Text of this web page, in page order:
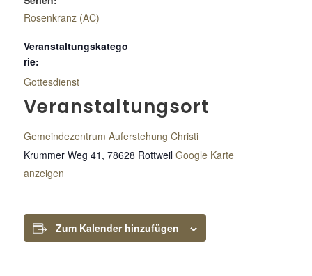
Rosenkranz (AC)
Veranstaltungskatego
rie:
Gottesdienst
Veranstaltungsort
Gemeindezentrum Auferstehung Christi
Krummer Weg 41, 78628 Rottweil Google Karte
anzeigen
Zum Kalender hinzufügen